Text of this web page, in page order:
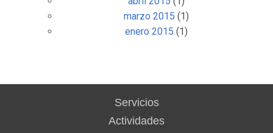
marzo 2015 (1)
enero 2015 (1)
Servicios
Actividades